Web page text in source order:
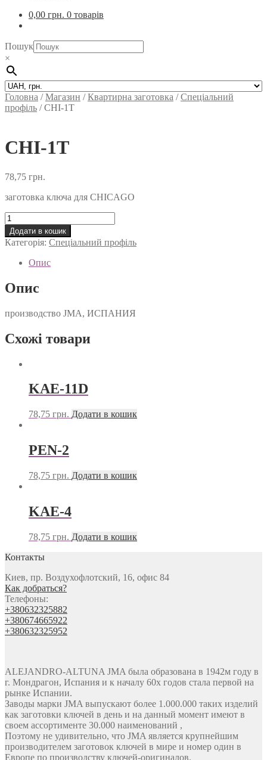
0,00 грн. 0 товарів
Пошук
×
Головна /Магазин /Квартирна заготовка /Спеціальний
профіль /CHI-1T
CHI-1T
78,75 грн.
заготовка ключа для CHICAGO
CHI-
1T
кількість
Додати в кошик
Категорія: Спеціальний профіль
Опис
Опис
производство JMA, ИСПАНИЯ
Схожі товари
KAE-11D
78,75 грн. Додати в кошик
PEN-2
78,75 грн. Додати в кошик
KAE-4
78,75 грн. Додати в кошик
Контакты
Киев, пр. Воздухофлотский, 16, офис 84
Как добраться?
Телефоны:
+380632325882
+380674665922
+380632325952
ALEJANDRO-ALTUNA JMA была образована в 1942м году в
г. Мондрагон, Испания и к началу 60х годов стала первой на
рынке Испании.
Заводы марки JMA выпускают более 1.000.000 таких изделий
как заготовки ключей в день и на данный момент имеют в
своем ассортименте 30.000 наименований ,
Поэтому не удивительно, что JMA является крупнейшим
производителем заготовок ключей в мире и номер один в
Европе по производству ключей-оригиналов.